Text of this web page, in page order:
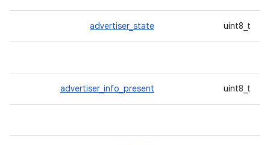
uint8_t
advertiser_state
uint8_t
advertiser_info_present